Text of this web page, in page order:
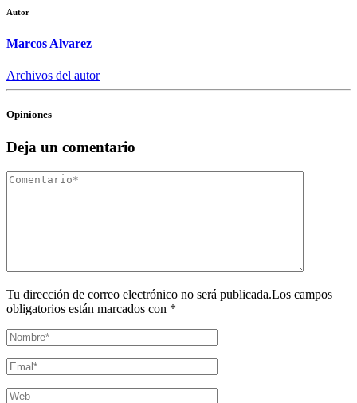
Autor
Marcos Alvarez
Archivos del autor
Opiniones
Deja un comentario
Tu dirección de correo electrónico no será publicada.Los campos
obligatorios están marcados con *